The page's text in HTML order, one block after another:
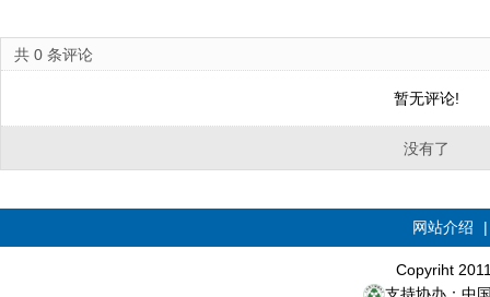
共 0 条评论
暂无评论!
没有了
网站介绍
Copyriht